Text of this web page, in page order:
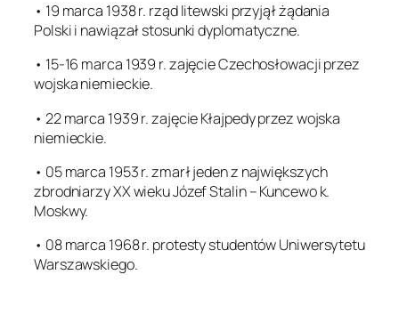
• 19 marca 1938 r. rząd litewski przyjął żądania
Polski i nawiązał stosunki dyplomatyczne.
• 15-16 marca 1939 r. zajęcie Czechosłowacji przez
wojska niemieckie.
• 22 marca 1939 r. zajęcie Kłajpedy przez wojska
niemieckie.
• 05 marca 1953 r. zmarł jeden z największych
zbrodniarzy XX wieku Józef Stalin – Kuncewo k.
Moskwy.
• 08 marca 1968 r. protesty studentów Uniwersytetu
Warszawskiego.